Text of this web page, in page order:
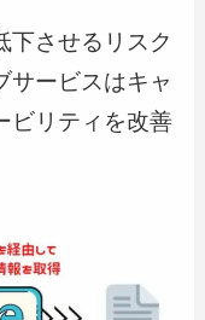
下させるリスク
サービスはキャ
ビリティを改善